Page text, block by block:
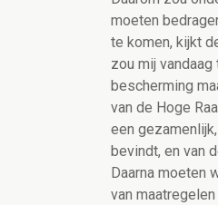
moeten
te komen, kijkt
zou mij
bescherming
van de Hoge
een
bevindt, en van
Daarna moeten
van